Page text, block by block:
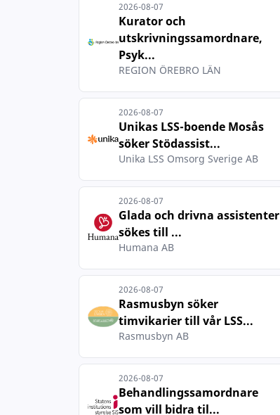
2026-08-07
Kurator och
utskrivningssamordnare,
Psyk...
REGION ÖREBRO LÄN
2026-08-07
Unikas LSS-boende Mosås
söker Stödassist...
Unika LSS Omsorg Sverige AB
2026-08-07
Glada och drivna assistenter
sökes till ...
Humana AB
2026-08-07
Rasmusbyn söker
timvikarier till vår LSS...
Rasmusbyn AB
2026-08-07
Behandlingssamordnare
som vill bidra til...